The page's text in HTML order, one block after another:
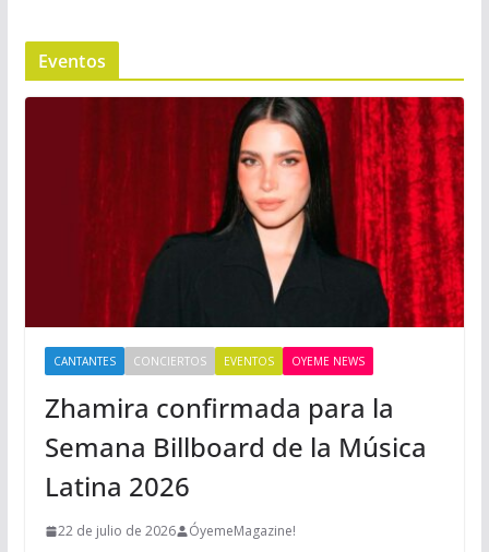
Eventos
CANTANTES CONCIERTOS EVENTOS OYEME NEWS
Zhamira confirmada para la
Semana Billboard de la Música
Latina 2026
22 de julio de 2026 ÓyemeMagazine!